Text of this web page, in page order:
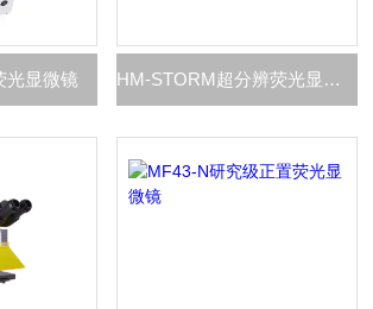
光显微镜 HM-STORM超分辨荧光显微镜